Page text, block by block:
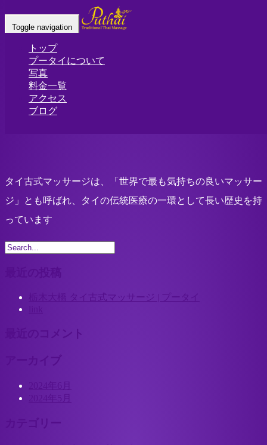
Toggle navigation
トップ
プータイについて
写真
料金一覧
アクセス
ブログ
Home-タイ古…
タイ古式マッサージは、「世界で最も気持ちの良いマッサー
ジ」とも呼ばれ、タイの伝統医療の一環として長い歴史を持
っています
栃木大橋 タイ古式マッサージ | プータイ
最近のコメント
2024年6月
2024年5月
カテゴリー